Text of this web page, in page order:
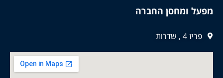
מפעל ומחסן החברה
פריז 4 , שדרות